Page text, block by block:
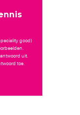
good)
uit.
toe.